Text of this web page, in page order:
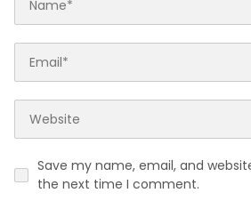
Save my name, email, and
the next time I comment.